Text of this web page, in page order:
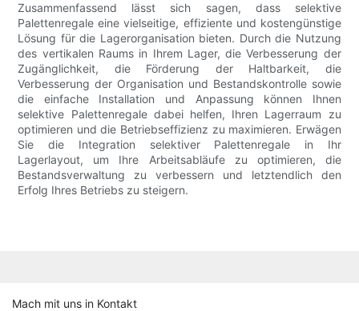
Zusammenfassend lässt sich sagen, dass selektive
Palettenregale eine vielseitige, effiziente und kostengünstige
Lösung für die Lagerorganisation bieten. Durch die Nutzung
des vertikalen Raums in Ihrem Lager, die Verbesserung der
Zugänglichkeit, die Förderung der Haltbarkeit, die
Verbesserung der Organisation und Bestandskontrolle sowie
die einfache Installation und Anpassung können Ihnen
selektive Palettenregale dabei helfen, Ihren Lagerraum zu
optimieren und die Betriebseffizienz zu maximieren. Erwägen
Sie die Integration selektiver Palettenregale in Ihr
Lagerlayout, um Ihre Arbeitsabläufe zu optimieren, die
Bestandsverwaltung zu verbessern und letztendlich den
Erfolg Ihres Betriebs zu steigern.
Mach mit uns in Kontakt